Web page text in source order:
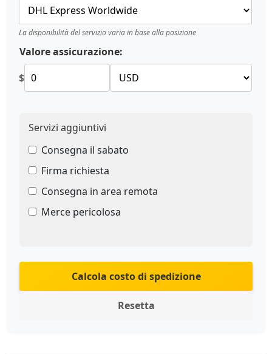
La disponibilità del servizio varia in base alla posizione
Valore assicurazione:
$
Servizi aggiuntivi
Consegna il sabato
Firma richiesta
Consegna in area remota
Merce pericolosa
Calcola costo di spedizione
Resetta